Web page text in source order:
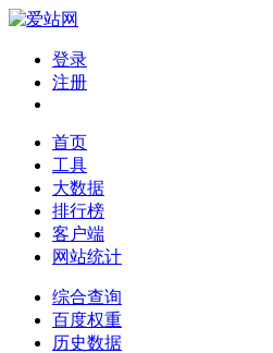
登录
注册
首页
工具
大数据
排行榜
客户端
网站统计
综合查询
百度权重
历史数据